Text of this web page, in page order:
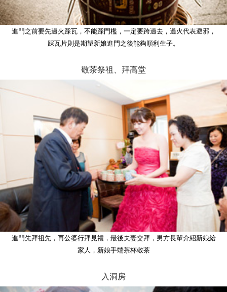
進門之前要先過火踩瓦，不能踩門檻，一定要跨過去，過火代表避邪，
踩瓦片則是期望新娘進門之後能夠順利生子。
敬茶祭祖、拜高堂
進門先拜祖先，再公婆行拜見禮，最後夫妻交拜，男方長輩介紹新娘給
家人，新娘手端茶杯敬茶
入洞房